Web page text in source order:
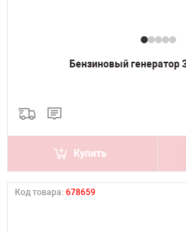
Бензиновый генератор
Купить
Код товара: 678659